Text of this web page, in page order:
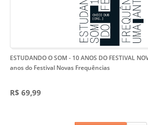
ESTUDANDO O SOM - 10 ANOS DO FESTIVAL
anos do Festival Novas Frequências
R$ 69,99